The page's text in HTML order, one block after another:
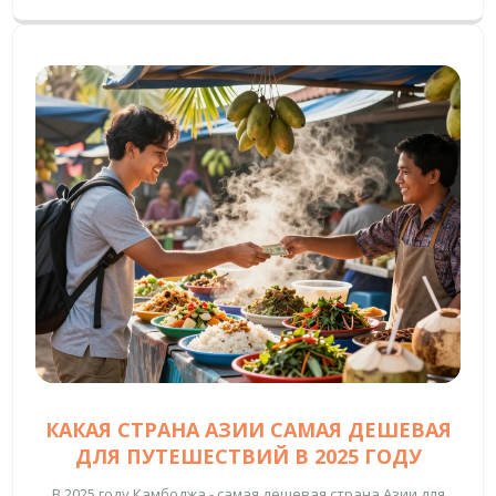
КАКАЯ СТРАНА АЗИИ САМАЯ ДЕШЕВАЯ
ДЛЯ ПУТЕШЕСТВИЙ В 2025 ГОДУ